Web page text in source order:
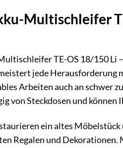
Multischleifer
TE-OS 18/150 Li
jede Herausforderung
Arbeiten auch an schwer
von Steckdosen und
ein altes
Regalen und